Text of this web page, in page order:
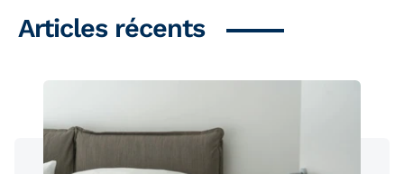
Produits similaires
Articles récents